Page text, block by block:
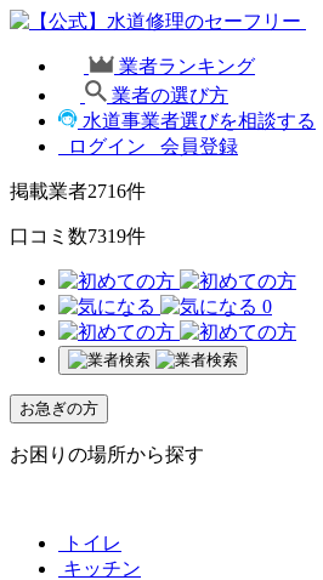
業者ランキング
業者の選び方
水道事業者選びを相談する
ログイン
会員登録
掲載業者2716件
口コミ数7319件
0
お急ぎの方
お困りの場所から探す
トイレ
キッチン